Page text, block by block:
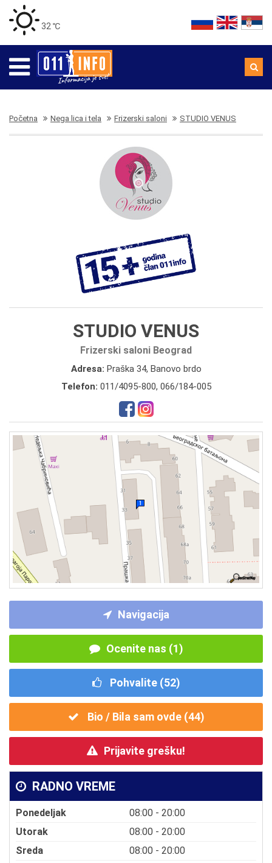
32 ℃
Početna Nega lica i tela Frizerski saloni STUDIO VENUS
STUDIO VENUS
Frizerski saloni Beograd
Adresa: Praška 34, Banovo brdo
Telefon: 011/4095-800, 066/184-005
Navigacija
Ocenite nas (1)
Pohvalite (52)
Bio / Bila sam ovde (44)
Prijavite grešku!
RADNO VREME
Ponedeljak
08:00 - 20:00
Utorak
08:00 - 20:00
Sreda
08:00 - 20:00